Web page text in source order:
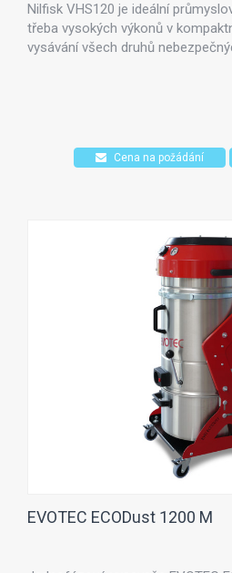
Nilfisk VHS120 je ideální
třeba vysokých výkonů v
vysávání všech druhů
odpadů do "nekonečného" pytle
Cena na požádání
EVOTEC ECODust 1200 M